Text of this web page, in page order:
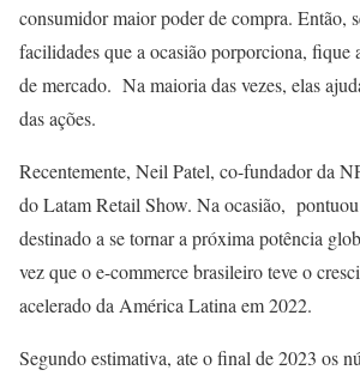
consumidor maior poder de compra. Então,
facilidades que a ocasião porporciona, fique
de mercado. Na maioria das vezes, elas
das ações.
Recentemente, Neil Patel, co-fundador da
do Latam Retail Show. Na ocasião,
destinado a se tornar a próxima potência
vez que o e-commerce brasileiro teve o
acelerado da América Latina em 2022.
Segundo estimativa, ate o final de 2023 os